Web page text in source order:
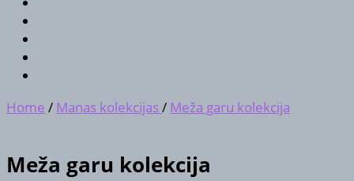
Home / Manas kolekcijas/ Meža garu kolekcija
Meža garu kolekcija